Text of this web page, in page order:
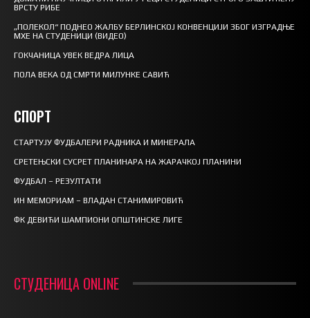
ВРСТУ РИБЕ
„ПОЛЕКОЛ“ ПОДНЕО ЖАЛБУ БЕРЛИНСКОЈ КОНВЕНЦИЈИ ЗБОГ ИЗГРАДЊЕ
МХЕ НА СТУДЕНИЦИ (ВИДЕО)
ГОКЧАНИЦА УВЕК ВЕДРА ЛИЦА
ПОЛА ВЕКА ОД СМРТИ МИЛУНКЕ САВИЋ
СПОРТ
СТАРТУЈУ ФУДБАЛЕРИ РАДНИКА И МИНЕРАЛА
СРЕТЕЊСКИ СУСРЕТ ПЛАНИНАРА НА ЖАРАЧКОЈ ПЛАНИНИ
ФУДБАЛ – РЕЗУЛТАТИ
ИН МЕМОРИАМ – ВЛАДАН СТАНИМИРОВИЋ
ФК ДЕВИЋИ ШАМПИОНИ ОПШТИНСКЕ ЛИГЕ
СТУДЕНИЦА ONLINE